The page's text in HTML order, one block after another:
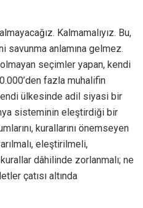
Kalmamalıyız. Bu,
savunma anlamına gelmez.
seçimler yapan, kendi
fazla muhalifin
ülkesinde adil siyasi bir
sisteminin eleştirdiği bir
kurallarını önemseyen
eleştirilmeli,
dâhilinde zorlanmalı; ne
çatısı altında